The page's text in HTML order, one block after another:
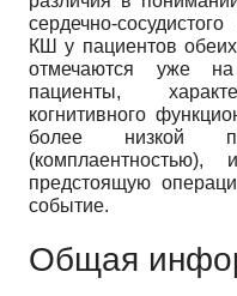
сердечно-
КШ у пациентов
отмечаются уже на
пациенты,
когнитивного
более низкой
(комплаентностью),
предстоящую
событие.
Общая